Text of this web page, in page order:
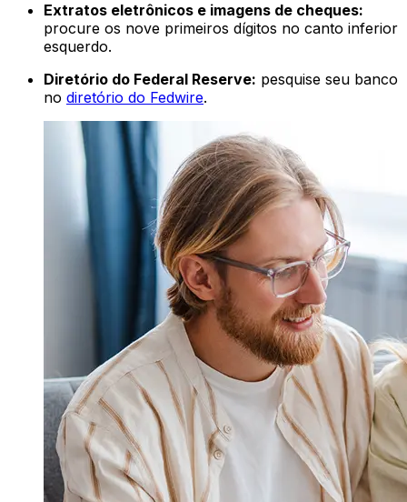
Extratos eletrônicos e imagens de cheques:
procure os nove primeiros dígitos no canto inferior
esquerdo.
Diretório do Federal Reserve: pesquise seu banco
no diretório do Fedwire.